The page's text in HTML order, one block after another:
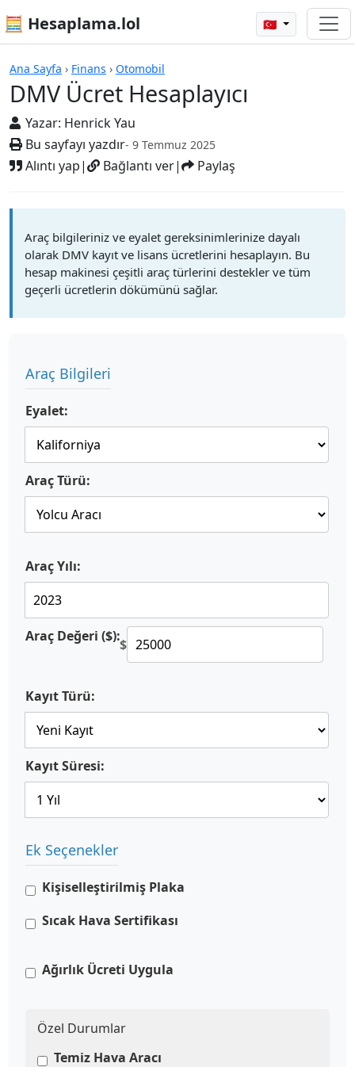
🧮 Hesaplama.lol 🇹🇷
Ana Sayfa › Finans › Otomobil
DMV Ücret Hesaplayıcı
Yazar: Henrick Yau
Bu sayfayı yazdır- 9 Temmuz 2025
Alıntı yap| Bağlantı ver| Paylaş
Hesap Makineleri
Araç bilgileriniz ve eyalet gereksinimlerinize dayalı
olarak DMV kayıt ve lisans ücretlerini hesaplayın. Bu
hesap makinesi çeşitli araç türlerini destekler ve tüm
geçerli ücretlerin dökümünü sağlar.
Araç Bilgileri
Eyalet:
Araç Türü:
Araç Yılı:
Araç Değeri ($):$
Kayıt Türü:
Kayıt Süresi:
Ek Seçenekler
Kişiselleştirilmiş Plaka
Sıcak Hava Sertifikası
Ağırlık Ücreti Uygula
Özel Durumlar
Temiz Hava Aracı